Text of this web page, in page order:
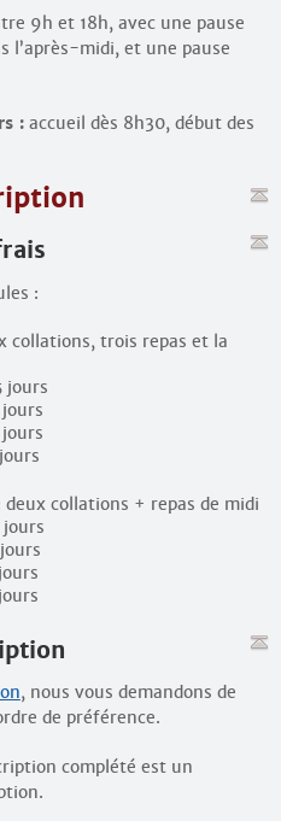
9h et 18h, avec une pause
l’après-midi, et une pause
:accueil dès 8h30, début des
:
collations, trois repas et la
jours
deux collations + repas de midi
jours
, nous vous demandons de
de préférence.
complété est un